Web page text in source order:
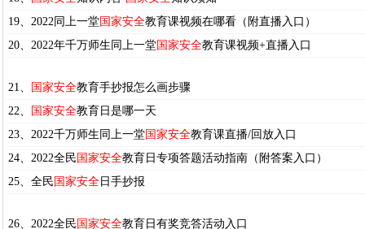
19、2022同上一堂国家安全教育课视频在哪看（附直播入口）
20、2022年千万师生同上一堂国家安全教育课视频+直播入口
21、 国家安全教育手抄报怎么画步骤
22、
国家安全教育日是哪一天
23、2022千万师生同上一堂国家安全教育课直播/回放入口
24、2022全民 国家安全教育日专项答题活动指南（附答案入口）
25、全民 国家安全 日手抄报
26、2022全民 国家安全教育日有奖竞答活动入口